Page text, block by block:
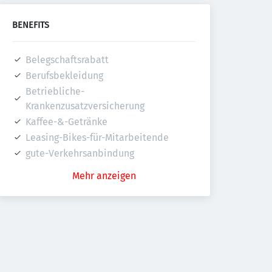
BENEFITS
Belegschaftsrabatt
Berufsbekleidung
Betriebliche-
Krankenzusatzversicherung
Kaffee-&-Getränke
Leasing-Bikes-für-Mitarbeitende
gute-Verkehrsanbindung
Mehr anzeigen